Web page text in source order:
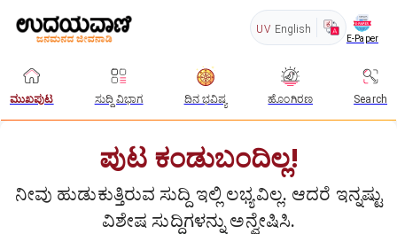
UV English
E-Paper
ಮುಖಪುಟ ಸುದ್ದಿ ವಿಭಾಗ ದಿನ ಭವಿಷ್ಯ ಹೊಂಗಿರಣ Search
ಪುಟ ಕಂಡುಬಂದಿಲ್ಲ!
ನೀವು ಹುಡುಕುತ್ತಿರುವ ಸುದ್ದಿ ಇಲ್ಲಿ ಲಭ್ಯವಿಲ್ಲ. ಆದರೆ ಇನ್ನಷ್ಟು
ವಿಶೇಷ ಸುದ್ದಿಗಳನ್ನು ಅನ್ವೇಷಿಸಿ.